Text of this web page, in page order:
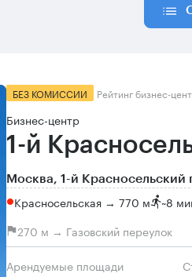
БЕЗ КОМИССИИ Рейтинг бизнес-
Бизнес-центр
1-й
Москва, 1-й Красносельский
Красносельская → 770 м ~8
270 м → Газовский переулок
Арендуемые площади